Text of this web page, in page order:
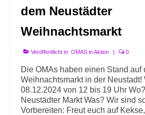
dem Neustädter
Weihnachtsmarkt
Veröffentlicht in: OMAS in Aktion | 0
Die OMAs haben einen Stand auf
Weihnachtsmarkt in der Neustadt!
08.12.2024 von 12 bis 19 Uhr
Neustädter Markt Was? Wir sind
Vorbereiten: Freut euch auf